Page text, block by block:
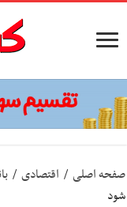
صفحه اصلی / اقتصادی /
شود